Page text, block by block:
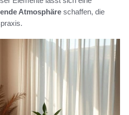
Atmosphäre schaffen, die